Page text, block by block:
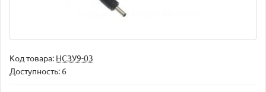
Код товара: НСЗУ9-03
Доступность: 6